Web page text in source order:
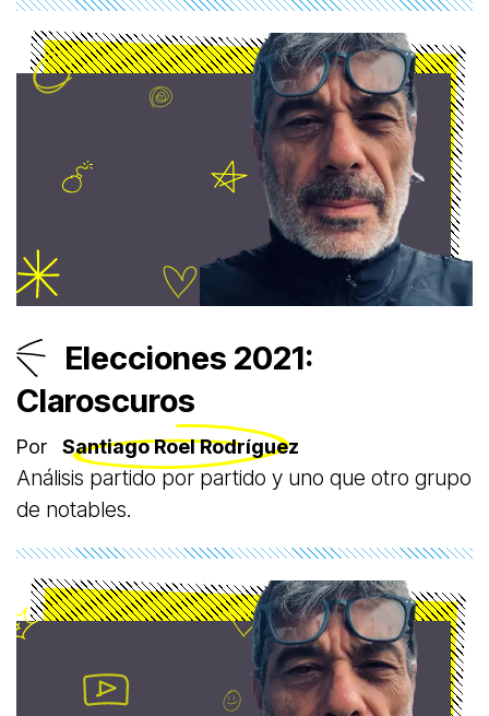
Elecciones 2021:
Claroscuros
Por Santiago Roel Rodríguez
Análisis partido por partido y uno que otro grupo
de notables.